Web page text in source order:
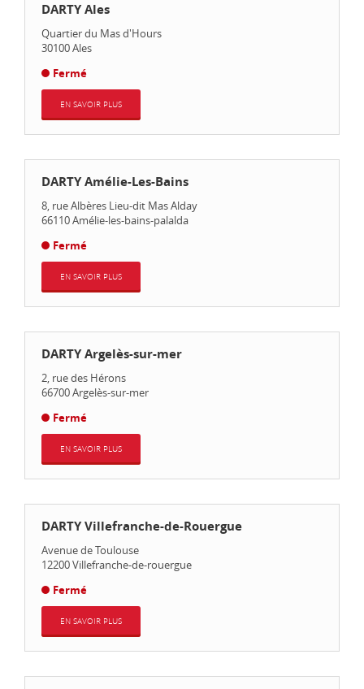
DARTY Ales
Quartier du Mas d'Hours
30100Ales
Fermé
EN SAVOIR PLUS
DARTY Amélie-Les-Bains
8, rue Albères Lieu-dit Mas Alday
66110Amélie-les-bains-palalda
Fermé
EN SAVOIR PLUS
DARTY Argelès-sur-mer
2, rue des Hérons
66700Argelès-sur-mer
Fermé
EN SAVOIR PLUS
DARTY Villefranche-de-Rouergue
Avenue de Toulouse
12200Villefranche-de-rouergue
Fermé
EN SAVOIR PLUS